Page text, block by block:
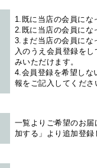
1.既に当店の会員にな
2.既に当店の会員にな
3.まだ当店の会員にな
入のうえ会員登録を
みいただけます。
4.会員登録を希望しな
報をご記入してくださ
一覧よりご希望のお
加する」より追加登